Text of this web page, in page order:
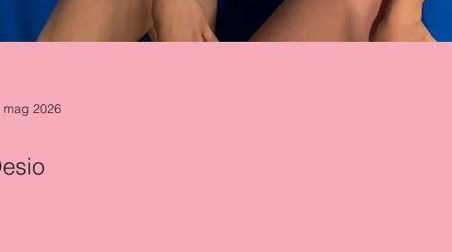
mag 2026